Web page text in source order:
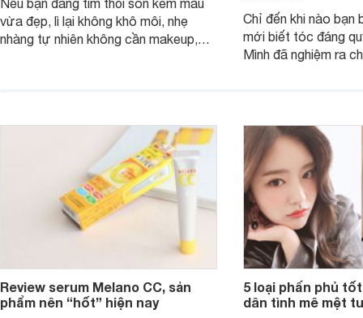
vừa đẹp, lì lại không khô môi, nhẹ
nhàng tự nhiên không cần makeup,
Chỉ đến khi nào bạn
mới biết tóc đáng
Mình đã nghiệm ra
gội, xả, trang bị cả
mà vẫn chưa cải
Review serum Melano CC, sản
phẩm nên “hốt” hiện nay
5 loại phấn phủ
dân tình mê mệt